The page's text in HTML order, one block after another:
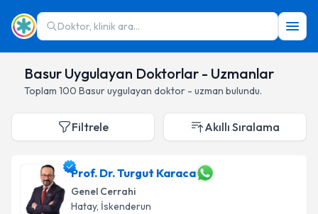
Doktor, klinik ara...
Basur Uygulayan Doktorlar - Uzmanlar
Toplam 100 Basuruygulayan doktor - uzman bulundu.
Filtrele Akıllı Sıralama
Prof. Dr. Turgut Karaca
Genel Cerrahi
Hatay, İskenderun